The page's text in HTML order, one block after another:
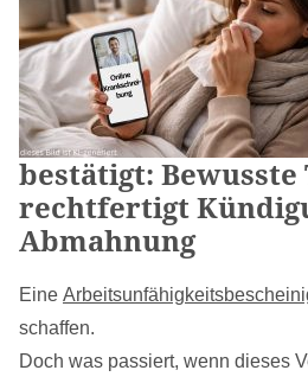
bestätigt: Bewusste
rechtfertigt
Abmahnung
Eine
schaffen.
Doch was passiert, wenn dieses